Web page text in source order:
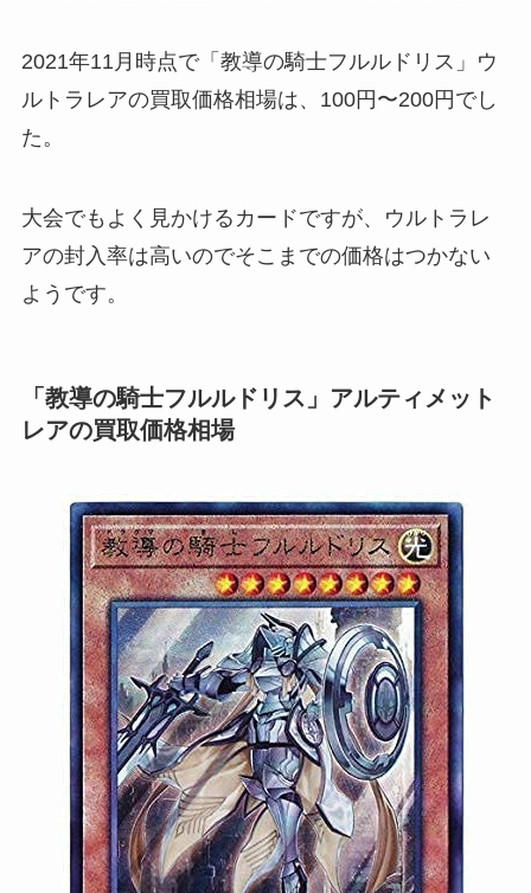
2021年11月時点で「教導の騎士フルルドリス」ウ
ルトラレアの買取価格相場は、100円〜200円でし
た。
大会でもよく見かけるカードですが、ウルトラレ
アの封入率は高いのでそこまでの価格はつかない
ようです。
「教導の騎士フルルドリス」アルティメット
レアの買取価格相場